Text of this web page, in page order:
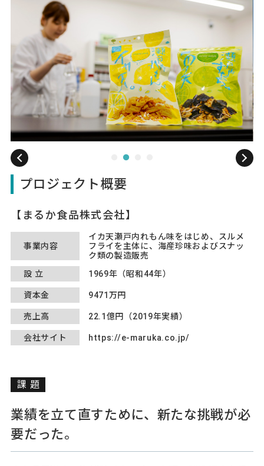
プロジェクト概要
まるか食品株式会社
事業内容
イカ天瀬戸内れもん味をはじめ、スルメ
フライを主体に、海産珍味およびスナッ
ク類の製造販売
設立
1969年（昭和44年）
資本金 9471万円
売上高 22.1億円（2019年実績）
会社サイト https://e-maruka.co.jp/
課題
業績を立て直すために、新たな挑戦が必
要だった。